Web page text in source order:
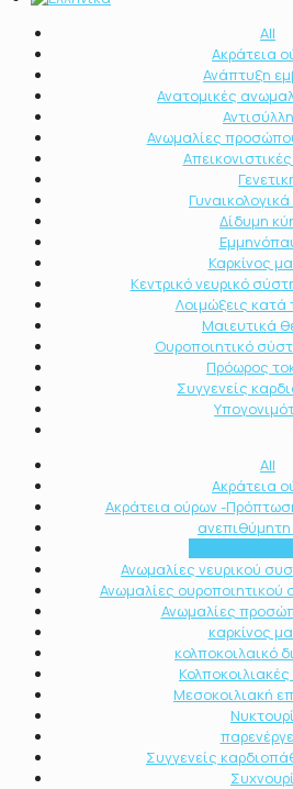
All
Ακράτεια
Ανάπτυξη
Ανατομικές
Ανωμαλίες
Δίδυμη
Καρκίνος
Κεντρικό νευρικό
Λοιμώξεις κατά
Μαιευτικά
Ουροποιητικό
Πρόωρος
Συγγενείς
All
Ακράτεια
Ακράτεια ούρων -
Ανωμαλίες νευρικού
Ανωμαλίες ουροποιητικού
Ανωμαλίες
καρκίνος
κολποκοιλαικό
Μεσοκοιλιακή
Συγγενείς